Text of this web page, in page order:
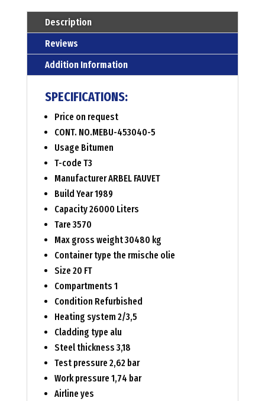
Description
Reviews
Addition Information
SPECIFICATIONS:
Price on request
CONT. NO.MEBU-453040-5
Usage Bitumen
T-code T3
Manufacturer ARBEL FAUVET
Build Year 1989
Capacity 26000 Liters
Tare 3570
Max gross weight 30480 kg
Container type the rmische olie
Size 20 FT
Compartments 1
Condition Refurbished
Heating system 2/3,5
Cladding type alu
Steel thickness 3,18
Test pressure 2,62 bar
Work pressure 1,74 bar
Airline yes